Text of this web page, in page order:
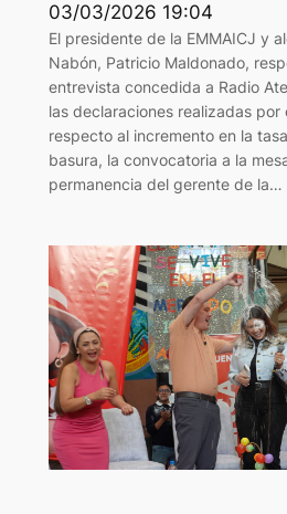
03/03/2026 19:04
El presidente de la EMMAICJ y
Nabón, Patricio Maldonado,
entrevista concedida a Radio
las declaraciones realizadas por
respecto al incremento en la
basura, la convocatoria a la
permanencia del gerente de la…